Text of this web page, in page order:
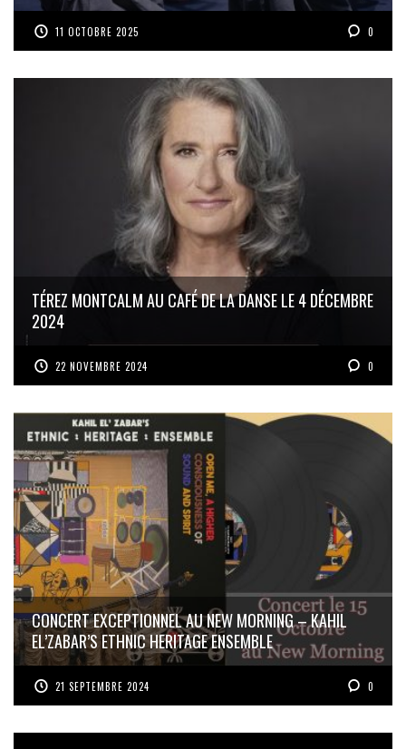
11 OCTOBRE 2025 0
TÉREZ MONTCALM AU CAFÉ DE LA DANSE LE 4 DÉCEMBRE
2024
22 NOVEMBRE 2024 0
CONCERT EXCEPTIONNEL AU NEW MORNING – KAHIL
EL’ZABAR’S ETHNIC HERITAGE ENSEMBLE
21 SEPTEMBRE 2024 0